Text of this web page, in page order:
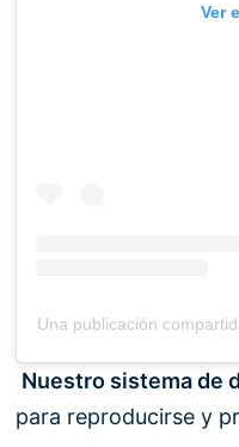
Ver
Una publicación
Nuestro sistema de
para reproducirse y